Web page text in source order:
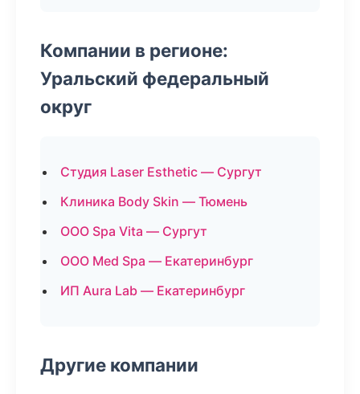
Компании в регионе:
Уральский федеральный
округ
Студия Laser Esthetic — Сургут
Клиника Body Skin — Тюмень
ООО Spa Vita — Сургут
ООО Med Spa — Екатеринбург
ИП Aura Lab — Екатеринбург
Другие компании